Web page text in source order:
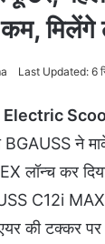
मिलेंगे
Last Updated: 6
Electric
BGAUSS ने
लॉन्च कर
C12i
की टक्कर पर